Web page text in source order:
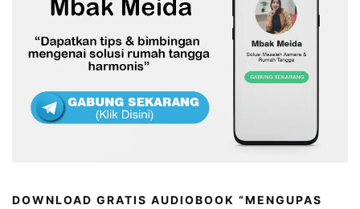
DOWNLOAD GRATIS AUDIOBOOK “MENGUPAS